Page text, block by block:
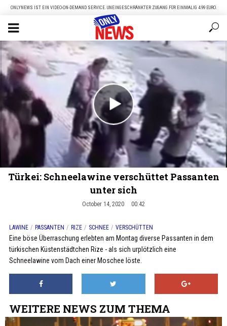
ONLYNEWS IST EIN VIDEO-ON-DEMAND SERVICE. UNEINGESCHRÄNKTER ZUGANG FÜR EINMALIG 4.99 EURO.
Türkei: Schneelawine verschüttet Passanten
unter sich
October 14, 2020 00:42
LAWINE PASSANTEN RIZE SCHNEE VERSCHÜTTEN
Eine böse Überraschung erlebten am Montag diverse Passanten in dem
türkischen Küstenstädtchen Rize - als sich urplötzlich eine
Schneelawine vom Dach einer Moschee löste.
WEITERE NEWS ZUM THEMA